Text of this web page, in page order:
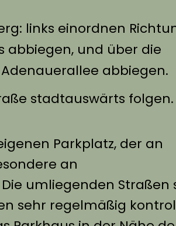
links einordnen
abbiegen, und über die
abbiegen.
stadtauswärts folgen.
Parkplatz, der an
an
umliegenden Straßen
sehr regelmäßig